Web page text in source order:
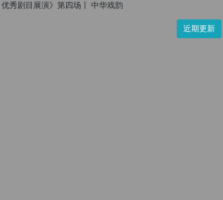
优秀剧目展演》第四场丨 中华戏韵
近期更新